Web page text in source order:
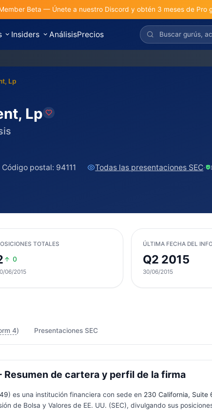
Beta — Únete a nuestro Discord y obtén 3 meses de Pro
Insiders AnálisisPrecios
Lp
Lp
Código postal: 94111 Todas las presentaciones SEC·
TOTALES
0
06/2015
ÚLTIMA FECHA DEL
Q2 2015
30/06/2015
4) Presentaciones SEC
de cartera y perfil de la firma
) es una institución financiera con sede en 230 California, Suite
de Bolsa y Valores de EE. UU. (SEC), divulgando sus